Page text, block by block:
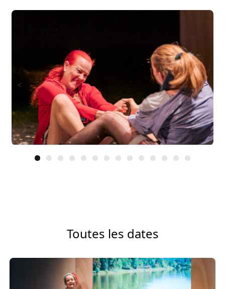
< >
Toutes les dates